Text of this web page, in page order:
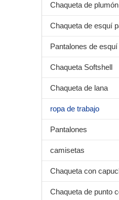
Chaqueta de plumón
Chaqueta de esquí
Pantalones de
Chaqueta Softshell
Chaqueta de lana
ropa de trabajo
Pantalones
camisetas
Chaqueta de punto